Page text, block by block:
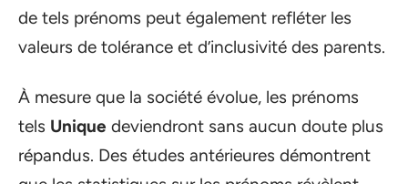
de tels prénoms peut également refléter les
valeurs de tolérance et d’inclusivité des parents.
À mesure que la société évolue, les prénoms
tels Unique deviendront sans aucun doute plus
répandus. Des études antérieures démontrent